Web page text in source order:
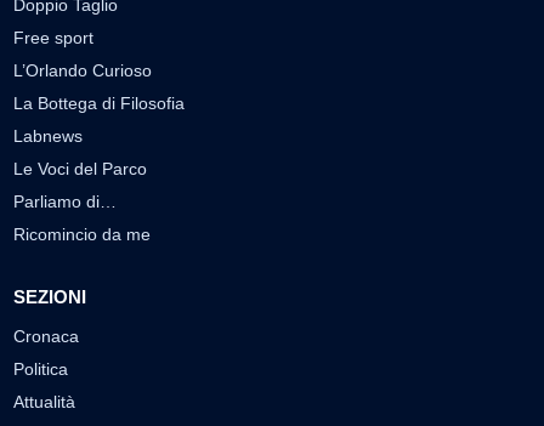
Doppio Taglio
Free sport
L’Orlando Curioso
La Bottega di Filosofia
Labnews
Le Voci del Parco
Parliamo di…
Ricomincio da me
SEZIONI
Cronaca
Politica
Attualità